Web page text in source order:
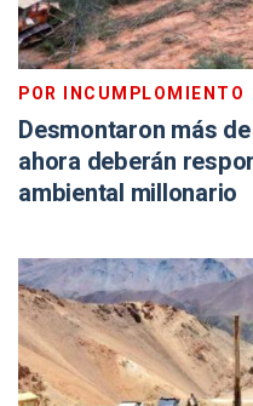
POR INCUMPLOMIENTO
Desmontaron más
ahora deberán
ambiental millonario